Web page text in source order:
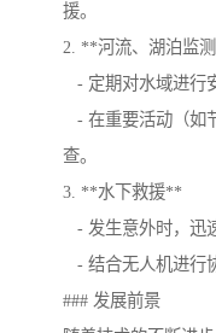
援。
2. **河流、湖泊监
- 定期对水域进行
- 在重要活动（如
查。
3. **水下救援**
- 发生意外时，迅
- 结合无人机进行
### 发展前景